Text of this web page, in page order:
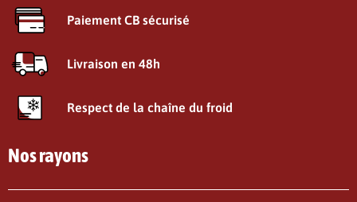
Paiement CB sécurisé
Livraison en 48h
Respect de la chaîne du froid
Nos rayons